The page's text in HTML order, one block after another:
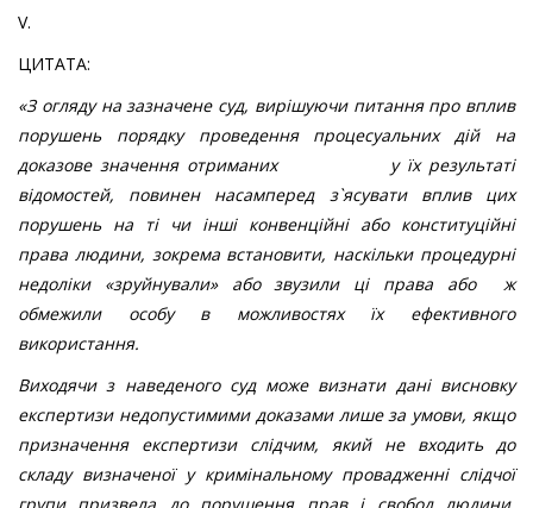
V.
ЦИТАТА:
«З огляду на зазначене суд, вирішуючи питання про вплив
порушень порядку проведення процесуальних дій на
доказове значення отриманих у їх результаті
відомостей, повинен насамперед з`ясувати вплив цих
порушень на ті чи інші конвенційні або конституційні
права людини, зокрема встановити, наскільки процедурні
недоліки «зруйнували» або звузили ці права або
ж
обмежили особу в можливостях їх ефективного
використання.
Виходячи з наведеного суд може визнати дані висновку
експертизи недопустимими доказами лише за умови, якщо
призначення експертизи слідчим, який не входить до
складу визначеної у кримінальному провадженні слідчої